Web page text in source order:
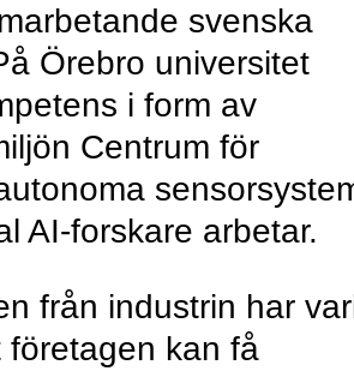
svenska
Örebro universitet
i form av
Centrum för
AI-forskare arbetar.
från industrin har
företagen kan få